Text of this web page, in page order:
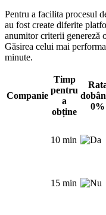
Pentru a facilita procesul
au fost create diferite
anumitor criterii genereză
Găsirea celui mai
minute.
Companie
Timp
pentru
a
obține
0%
10 min
15 min